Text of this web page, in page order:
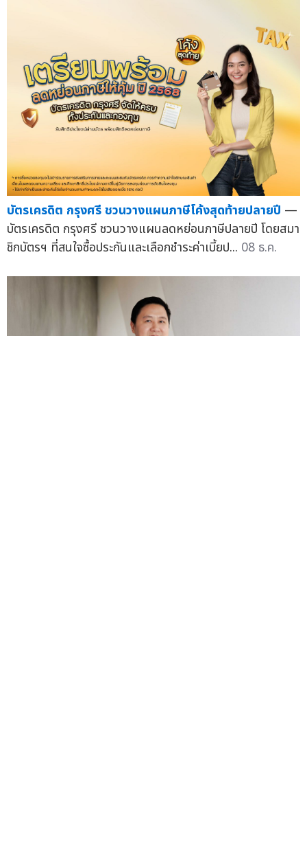
บัตรเครดิต กรุงศรี ชวนวางแผนภาษีโค้งสุดท้ายปลายปี —
บัตรเครดิต กรุงศรี ชวนวางแผนลดหย่อนภาษีปลายปี โดยสมา
ชิกบัตรฯ ที่สนใจซื้อประกันและเลือกชำระค่าเบี้ยป... 08 ธ.ค.